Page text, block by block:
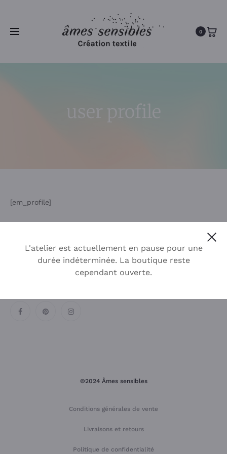
0
user profile
[em_profile]
©2024 Âmes sensibles
Conditions générales de vente
Livraisons et retours
Politique de confidentialité
L'atelier est actuellement en pause pour une
durée indéterminée. La boutique reste
cependant ouverte.